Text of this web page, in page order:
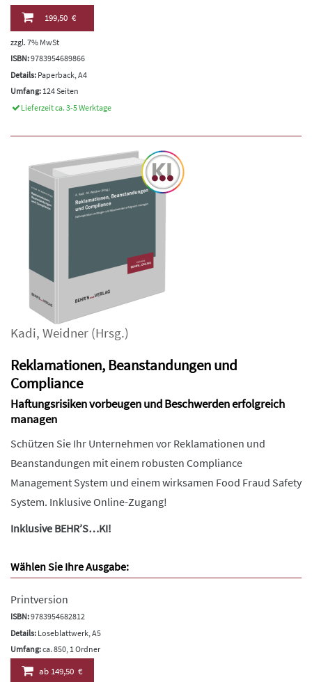
199,50 €
zzgl. 7% MwSt
ISBN:9783954689866
Details: Paperback, A4
Umfang: 124 Seiten
Lieferzeit ca. 3-5 Werktage
Kadi, Weidner (Hrsg.)
Reklamationen, Beanstandungen und
Compliance
Haftungsrisiken vorbeugen und Beschwerden erfolgreich
managen
Schützen Sie Ihr Unternehmen vor Reklamationen und
Beanstandungen mit einem robusten Compliance
Management System und einem wirksamen Food Fraud Safety
System. Inklusive Online-Zugang!
Inklusive BEHR’S…KI!
Wählen Sie Ihre Ausgabe:
Printversion
ISBN:9783954682812
Details: Loseblattwerk, A5
Umfang:ca. 850, 1 Ordner
ab149,50 €